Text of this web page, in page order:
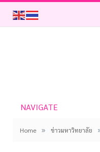
NAVIGATE
Home » ข่าวมหาวิทยาลัย